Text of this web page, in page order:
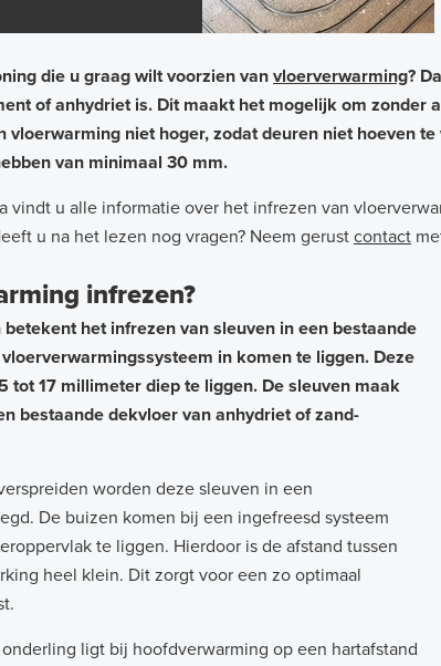
die u graag wilt voorzien vanvloerverwarming?
of anhydriet is. Dit maakt het mogelijk om
vloerwarming niet hoger, zodat deuren niet hoeven
van minimaal 30 mm.
vindt u alle informatie over het infrezen van
u na het lezen nog vragen? Neem gerust contact
infrezen?
het infrezen van sleuven in een bestaande
in komen te liggen. Deze
tot 17 millimeter diep te liggen. De sleuven maak
bestaande dekvloer van anhydriet of zand-
worden deze sleuven in een
De buizen komen bij een ingefreesd systeem
te liggen. Hierdoor is de afstand tussen
heel klein. Dit zorgt voor een zo optimaal
ligt bij hoofdverwarming op een hartafstand